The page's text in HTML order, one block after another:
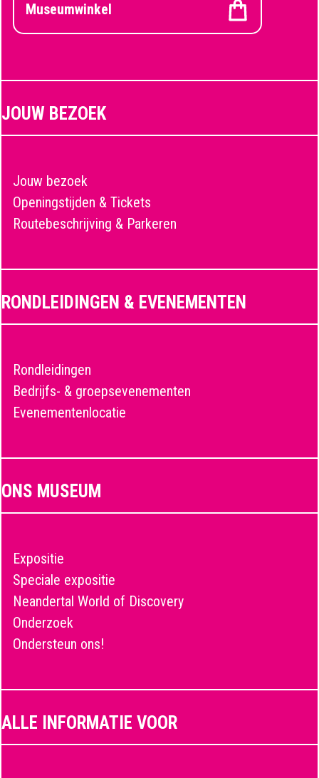
Museumwinkel
JOUW BEZOEK
Jouw bezoek
Openingstijden & Tickets
Routebeschrijving & Parkeren
RONDLEIDINGEN & EVENEMENTEN
Rondleidingen
Bedrijfs- & groepsevenementen
Evenementenlocatie
ONS MUSEUM
Expositie
Speciale expositie
Neandertal World of Discovery
Onderzoek
Ondersteun ons!
ALLE INFORMATIE VOOR